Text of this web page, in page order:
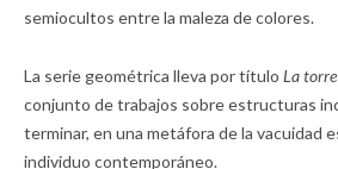
semiocultos entre la maleza de colores.
La serie geométrica lleva por título La
conjunto de trabajos sobre estructuras
terminar, en una metáfora de la vacuidad
individuo contemporáneo.